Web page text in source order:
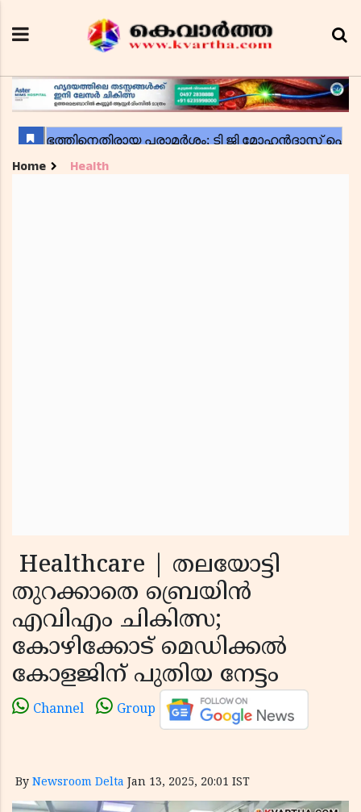
Home Health
Healthcare | തലയോട്ടി
തുറക്കാതെ ബ്രെയിൻ
എവിഎം ചികിത്സ;
കോഴിക്കോട് മെഡിക്കൽ
കോളജിന് പുതിയ നേട്ടം
Channel Group
By Newsroom Delta Jan 13, 2025, 20:01 IST